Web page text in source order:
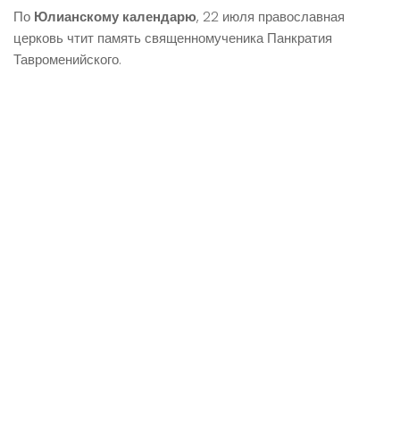
По Юлианскому календарю, 22 июля православная
церковь чтит память священномученика Панкратия
Тавроменийского.